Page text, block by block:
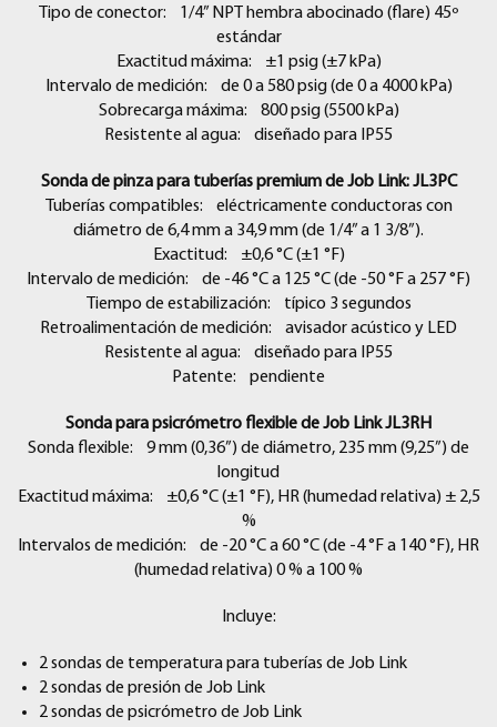
Tipo de conector: 1/4” NPT hembra abocinado (flare) 45º
estándar
Exactitud máxima: ±1 psig (±7 kPa)
Intervalo de medición: de 0 a 580 psig (de 0 a 4000 kPa)
Sobrecarga máxima: 800 psig (5500 kPa)
Resistente al agua: diseñado para IP55
Sonda de pinza para tuberías premium de Job Link: JL3PC
Tuberías compatibles: eléctricamente conductoras con
diámetro de 6,4 mm a 34,9 mm (de 1/4” a 1 3/8”).
Exactitud: ±0,6 °C (±1 °F)
Intervalo de medición: de -46 °C a 125 °C (de -50 °F a 257 °F)
Tiempo de estabilización: típico 3 segundos
Retroalimentación de medición: avisador acústico y LED
Resistente al agua: diseñado para IP55
Patente: pendiente
Sonda para psicrómetro flexible de Job Link JL3RH
Sonda flexible: 9 mm (0,36”) de diámetro, 235 mm (9,25”) de
longitud
Exactitud máxima: ±0,6 °C (±1 °F), HR (humedad relativa) ± 2,5
%
Intervalos de medición: de -20 °C a 60 °C (de -4 °F a 140 °F), HR
(humedad relativa) 0 % a 100 %
Incluye:
2 sondas de temperatura para tuberías de Job Link
2 sondas de presión de Job Link
2 sondas de psicrómetro de Job Link